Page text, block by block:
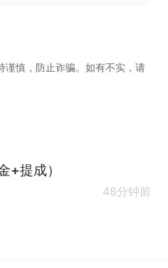
谨慎，防止诈骗。如有不实，请
+提成）
48分钟前